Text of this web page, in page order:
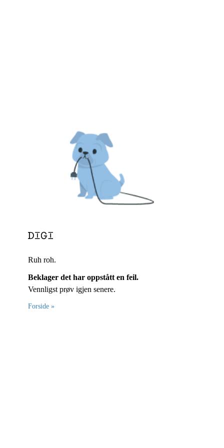
Ruh roh.
Beklager det har oppstått en feil.
Vennligst prøv igjen senere.
Forside »